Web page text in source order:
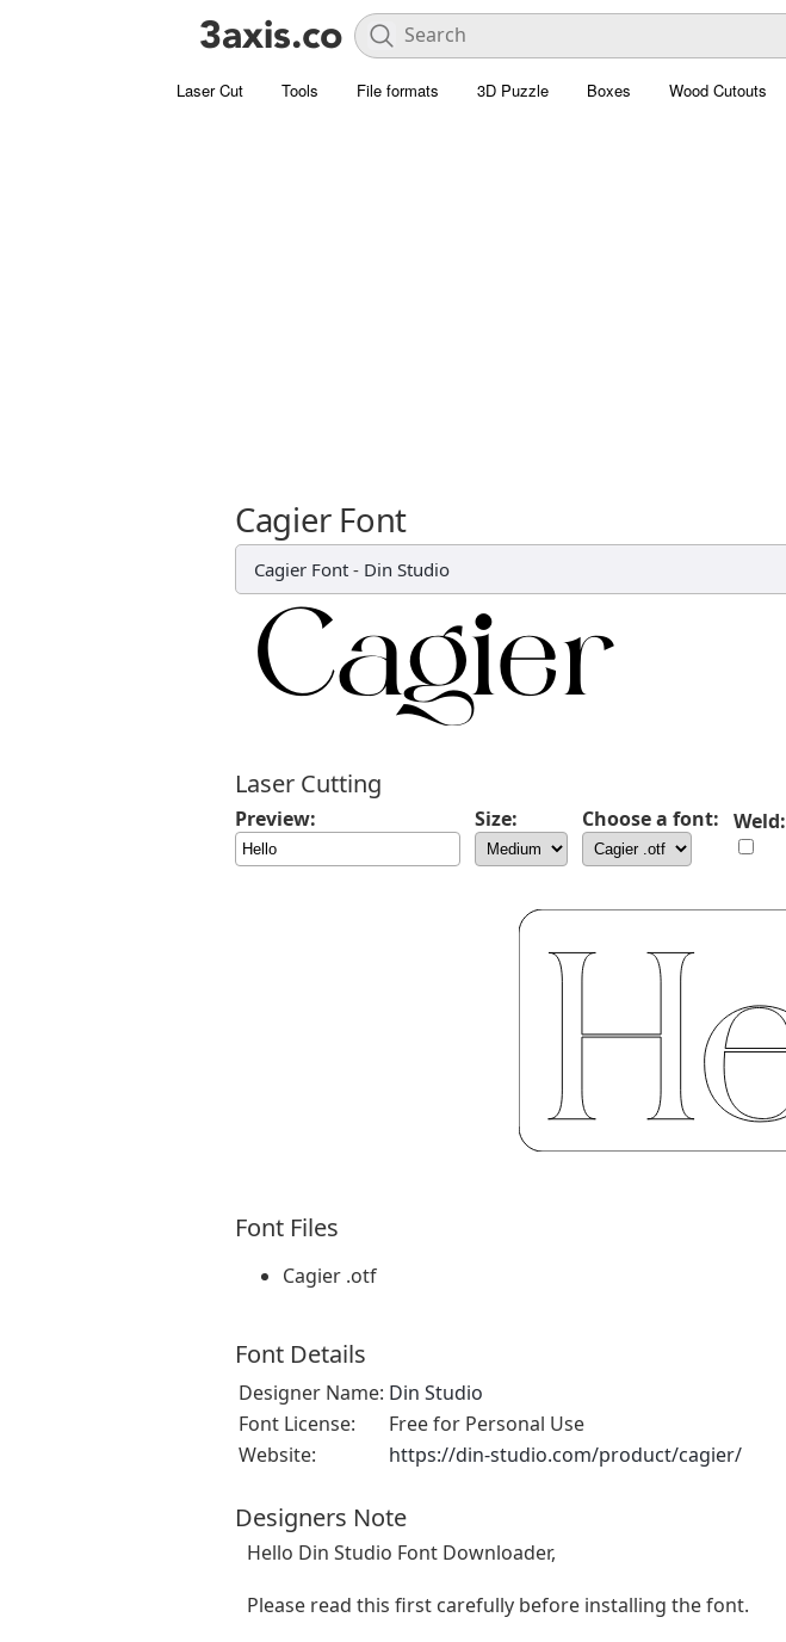
Laser Cut Tools File formats 3D Puzzle Boxes Wood Cutouts
Cagier Font
Cagier Font - Din Studio
Laser Cutting
Preview: Size: Choose a font: Weld:
Font Files
Cagier .otf
Font Details
Designer Name: Din Studio
Font License:
Free for Personal Use
Website:
https://din-studio.com/product/cagier/
Designers Note
Hello Din Studio Font Downloader,
Please read this first carefully before installing the font.